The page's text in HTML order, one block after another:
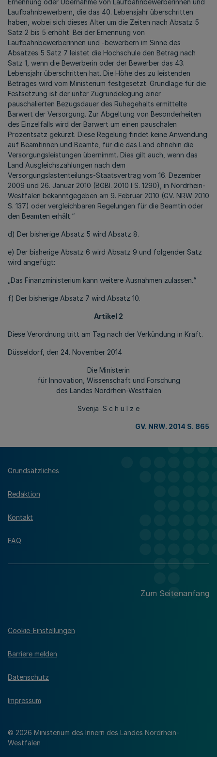
Ernennung oder Übernahme von Laufbahnbewerberinnen und
Laufbahnbewerbern, die das 40. Lebensjahr überschritten
haben, wobei sich dieses Alter um die Zeiten nach Absatz 5
Satz 2 bis 5 erhöht. Bei der Ernennung von
Laufbahnbewerberinnen und -bewerbern im Sinne des
Absatzes 5 Satz 7 leistet die Hochschule den Betrag nach
Satz 1, wenn die Bewerberin oder der Bewerber das 43.
Lebensjahr überschritten hat. Die Höhe des zu leistenden
Betrages wird vom Ministerium festgesetzt. Grundlage für die
Festsetzung ist der unter Zugrundelegung einer
pauschalierten Bezugsdauer des Ruhegehalts ermittelte
Barwert der Versorgung. Zur Abgeltung von Besonderheiten
des Einzelfalls wird der Barwert um einen pauschalen
Prozentsatz gekürzt. Diese Regelung findet keine Anwendung
auf Beamtinnen und Beamte, für die das Land ohnehin die
Versorgungsleistungen übernimmt. Dies gilt auch, wenn das
Land Ausgleichszahlungen nach dem
Versorgungslastenteilungs-Staatsvertrag vom 16. Dezember
2009 und 26. Januar 2010 (BGBl. 2010 I S. 1290), in Nordrhein-
Westfalen bekanntgegeben am 9. Februar 2010 (GV. NRW 2010
S. 137) oder vergleichbaren Regelungen für die Beamtin oder
den Beamten erhält.“
d) Der bisherige Absatz 5 wird Absatz 8.
e) Der bisherige Absatz 6 wird Absatz 9 und folgender Satz
wird angefügt:
„Das Finanzministerium kann weitere Ausnahmen zulassen.“
f) Der bisherige Absatz 7 wird Absatz 10.
Artikel 2
Diese Verordnung tritt am Tag nach der Verkündung in Kraft.
Düsseldorf, den 24. November 2014
Die Ministerin
für Innovation, Wissenschaft und Forschung
des Landes Nordrhein-Westfalen
Svenja S c h u l z e
GV. NRW. 2014 S. 865
Grundsätzliches
Redaktion
Kontakt
FAQ
Zum Seitenanfang
© 2026 Ministerium des Innern des Landes Nordrhein-
Westfalen
Cookie-Einstellungen
Barriere melden
Datenschutz
Impressum